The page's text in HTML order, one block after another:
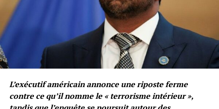
L’exécutif américain annonce une riposte ferme
contre ce qu’il nomme le « terrorisme intérieur »,